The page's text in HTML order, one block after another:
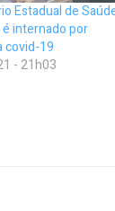
Estadual de
é internado por
covid-19
- 21h03